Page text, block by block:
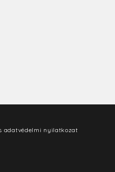
adatvédelmi nyilatkozat